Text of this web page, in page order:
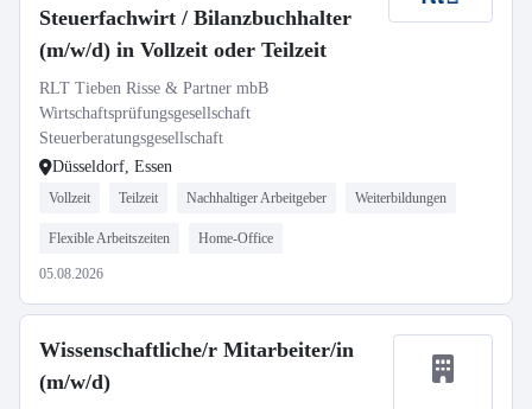
Steuerfachwirt / Bilanzbuchhalter
(m/w/d) in Vollzeit oder Teilzeit
RLT Tieben Risse & Partner mbB
Wirtschaftsprüfungsgesellschaft
Steuerberatungsgesellschaft
Düsseldorf, Essen
Vollzeit Teilzeit Nachhaltiger Arbeitgeber Weiterbildungen
Flexible Arbeitszeiten Home-Office
05.08.2026
Wissenschaftliche/r Mitarbeiter/in
(m/w/d)